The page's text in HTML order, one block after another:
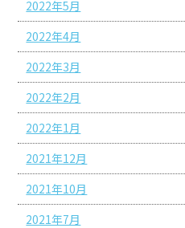
2022年5月
2022年4月
2022年3月
2022年2月
2022年1月
2021年12月
2021年10月
2021年7月